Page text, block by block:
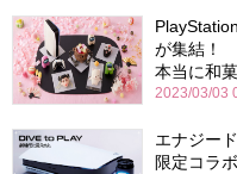
が集結！
本当に和
2023/03/03
エナジー
限定コラ